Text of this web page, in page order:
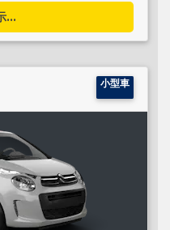
...
小型車